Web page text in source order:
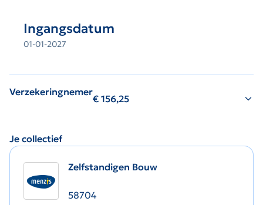
Ingangsdatum
01-01-2027
Verzekeringnemer
€ 156,25
Je collectief
Zelfstandigen Bouw
58704